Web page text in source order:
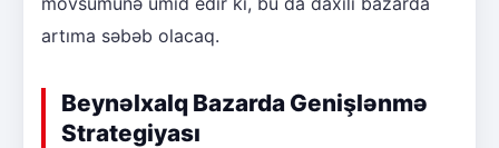
artıma səbəb olacaq.
Beynəlxalq Bazarda Genişlənmə
Strategiyası